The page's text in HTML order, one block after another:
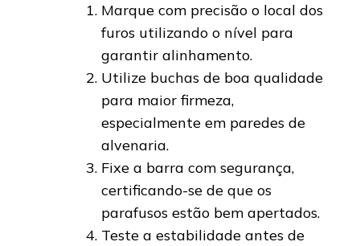
Marque com precisão o local dos
furos utilizando o nível para
garantir alinhamento.
Utilize buchas de boa qualidade
para maior firmeza,
especialmente em paredes de
alvenaria.
Fixe a barra com segurança,
certificando-se de que os
parafusos estão bem apertados.
Teste a estabilidade antes de